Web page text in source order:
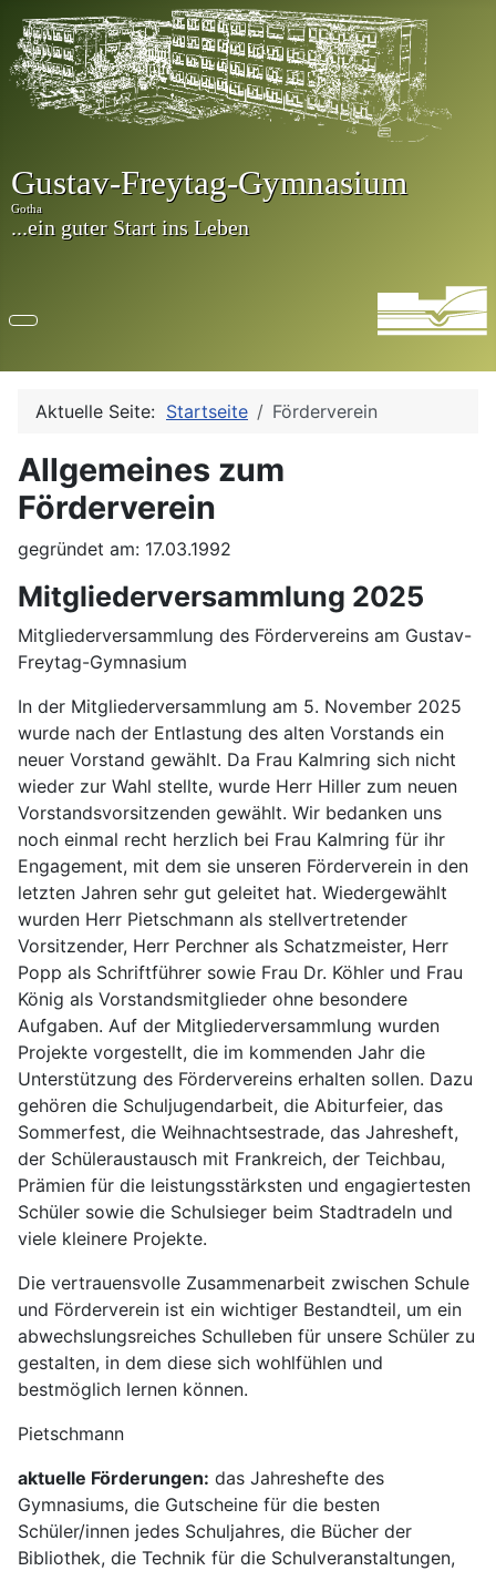
Aktuelle Seite: Startseite Förderverein
Allgemeines zum
Förderverein
gegründet am: 17.03.1992
Mitgliederversammlung 2025
Mitgliederversammlung des Fördervereins am Gustav-
Freytag-Gymnasium
In der Mitgliederversammlung am 5. November 2025
wurde nach der Entlastung des alten Vorstands ein
neuer Vorstand gewählt. Da Frau Kalmring sich nicht
wieder zur Wahl stellte, wurde Herr Hiller zum neuen
Vorstandsvorsitzenden gewählt. Wir bedanken uns
noch einmal recht herzlich bei Frau Kalmring für ihr
Engagement, mit dem sie unseren Förderverein in den
letzten Jahren sehr gut geleitet hat. Wiedergewählt
wurden Herr Pietschmann als stellvertretender
Vorsitzender, Herr Perchner als Schatzmeister, Herr
Popp als Schriftführer sowie Frau Dr. Köhler und Frau
König als Vorstandsmitglieder ohne besondere
Aufgaben. Auf der Mitgliederversammlung wurden
Projekte vorgestellt, die im kommenden Jahr die
Unterstützung des Fördervereins erhalten sollen. Dazu
gehören die Schuljugendarbeit, die Abiturfeier, das
Sommerfest, die Weihnachtsestrade, das Jahresheft,
der Schüleraustausch mit Frankreich, der Teichbau,
Prämien für die leistungsstärksten und engagiertesten
Schüler sowie die Schulsieger beim Stadtradeln und
viele kleinere Projekte.
Die vertrauensvolle Zusammenarbeit zwischen Schule
und Förderverein ist ein wichtiger Bestandteil, um ein
abwechslungsreiches Schulleben für unsere Schüler zu
gestalten, in dem diese sich wohlfühlen und
bestmöglich lernen können.
Pietschmann
aktuelle Förderungen: das Jahreshefte des
Gymnasiums, die Gutscheine für die besten
Schüler/innen jedes Schuljahres, die Bücher der
Bibliothek, die Technik für die Schulveranstaltungen,